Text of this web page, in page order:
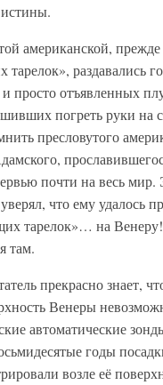
американской, прежде
раздавались
просто отъявленных
погреть руки на
пресловутого
почти на весь мир.
что ему удалось
тарелок»… на
там.
прекрасно знает,
Венеры
автоматические
годы
возле её